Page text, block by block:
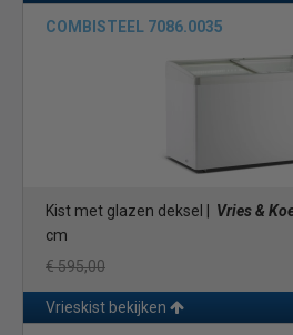
COMBISTEEL 7086.0035
Kist met glazen deksel | Vries &
cm
€ 595,00
Vrieskist bekijken